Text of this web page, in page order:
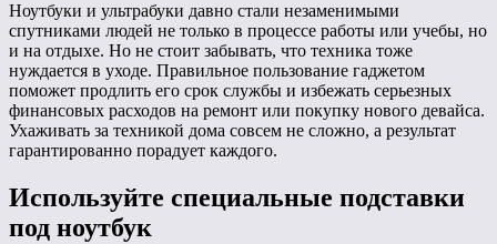
Ноутбуки и ультрабуки давно стали незаменимыми
спутниками людей не только в процессе работы или учебы, но
и на отдыхе. Но не стоит забывать, что техника тоже
нуждается в уходе. Правильное пользование гаджетом
поможет продлить его срок службы и избежать серьезных
финансовых расходов на ремонт или покупку нового девайса.
Ухаживать за техникой дома совсем не сложно, а результат
гарантированно порадует каждого.
Используйте специальные подставки
под ноутбук